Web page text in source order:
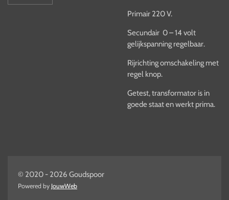
Primair 220 V.
Secundair 0 – 14 volt
gelijkspanning regelbaar.
Rijrichting omschakeling met
regel knop.
Getest, transformator is in
goede staat en werkt prima.
© 2020 - 2026 Goudspoor
Powered by JouwWeb